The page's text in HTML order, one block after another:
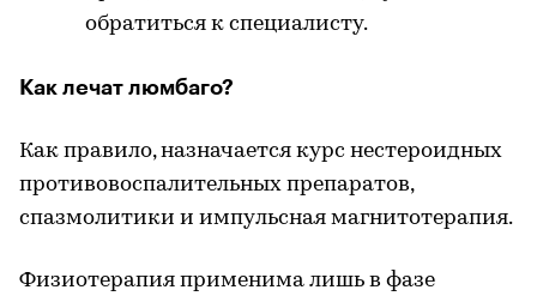
обратиться к специалисту.
Как лечат люмбаго?
Как правило, назначается курс нестероидных
противовоспалительных препаратов,
спазмолитики и импульсная магнитотерапия.
Физиотерапия применима лишь в фазе